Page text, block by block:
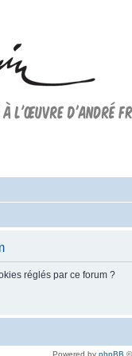
réglés par ce forum ?
Powered by phpBB